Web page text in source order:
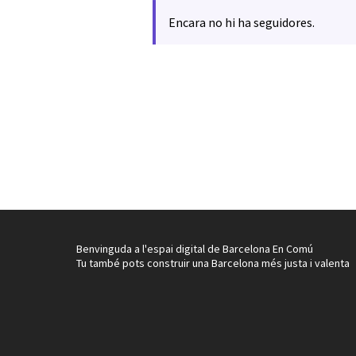
Encara no hi ha seguidores.
Benvinguda a l'espai digital de Barcelona En Comú
Tu també pots construir una Barcelona més justa i valenta